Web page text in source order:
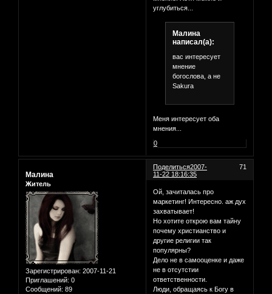
углубиться...
Малина
написал(а):
вас интересует
мнение
богослова, а не
Sakura
Меня интересует оба
мнения...
0
Поделиться 71
2007-
11-22 18:16:35
Малина
Житель
Зарегистрирован: 2007-11-21
Приглашений: 0
Сообщений: 89
Ой, зачиталась про
маркетинг! Интересно. аж дух
захватывает!
Но хотите открою вам тайну
почему христианство и
другие религии так
популярны?
Дело не в самооценке и даже
не в отсутстии
ответственности.
Люди, обращаясь к Богу в